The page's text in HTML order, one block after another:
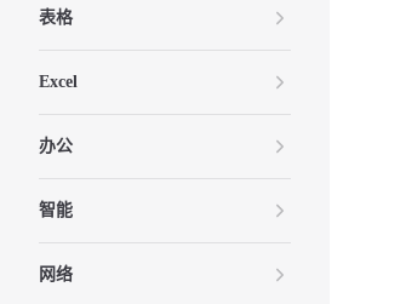
表格
Excel
办公
智能
网络